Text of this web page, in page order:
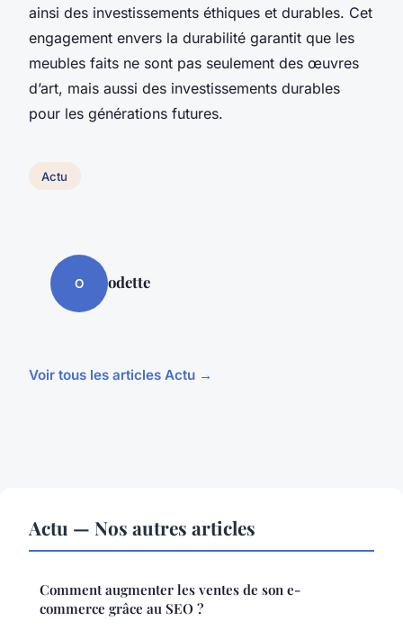
ainsi des investissements éthiques et durables. Cet
engagement envers la durabilité garantit que les
meubles faits ne sont pas seulement des œuvres
d’art, mais aussi des investissements durables
pour les générations futures.
Actu
O odette
Voir tous les articles Actu →
Actu — Nos autres articles
Comment augmenter les ventes de son e-
commerce grâce au SEO ?